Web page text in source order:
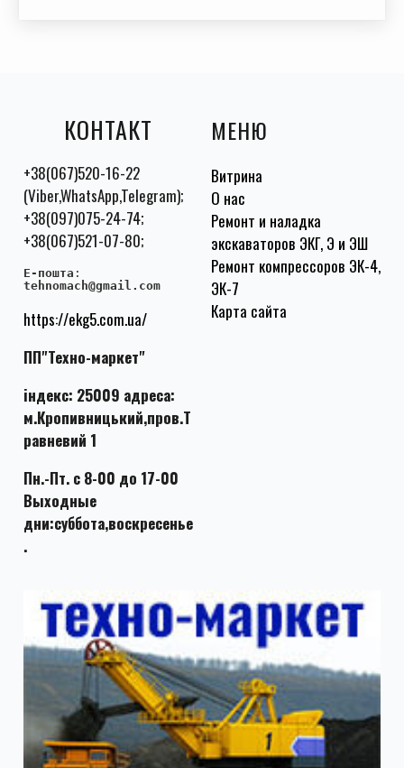
КОНТАКТ
+38(067)520-16-22
(Viber,WhatsApp,Telegram);
+38(097)075-24-74;
+38(067)521-07-80;
E-пошта :
tehnomach@gmail.com
https://ekg5.com.ua/
ПП"Техно-маркет"
індекс: 25009 адреса:
м.Кропивницький,пров.Т
равневий 1
Пн.-Пт. с 8-00 до 17-00
Выходные
дни:суббота,воскресенье
.
МЕНЮ
Витрина
О нас
Ремонт и наладка
экскаваторов ЭКГ, Э и ЭШ
Ремонт компрессоров ЭК-4,
ЭК-7
Карта сайта